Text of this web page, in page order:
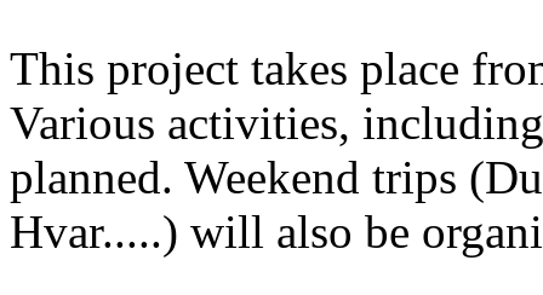
This project takes place
Various activities,
planned. Weekend trips
Hvar.....) will also be